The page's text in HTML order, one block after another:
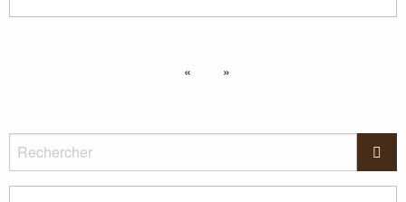
« »
Rechercher